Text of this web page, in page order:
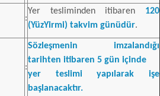
:
Yer tesliminden itibaren 120
(YüzYirmi) takvim günüdür.
:
Sözleşmenin imzalandığı
tarihten itibaren 5 gün içinde
yer teslimi yapılarak işe
başlanacaktır.